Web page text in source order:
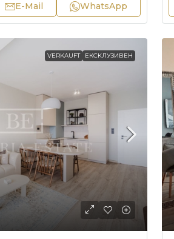
E-Mail WhatsApp
VERKAUFT ЕКСКЛУЗИВЕН